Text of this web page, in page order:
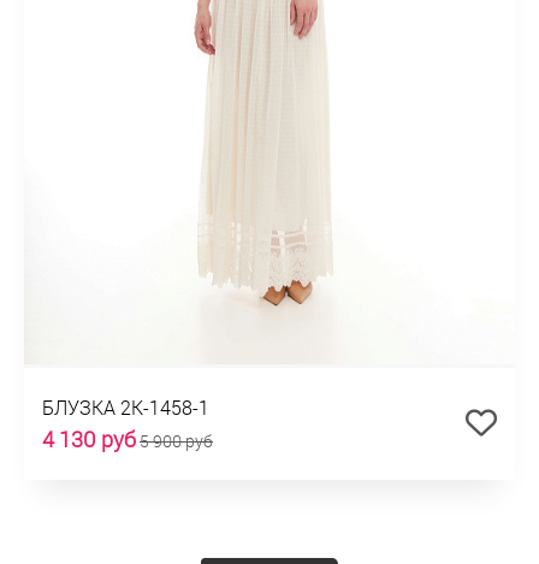
БЛУЗКА 2К-1458-1
4 130 руб5 900 руб